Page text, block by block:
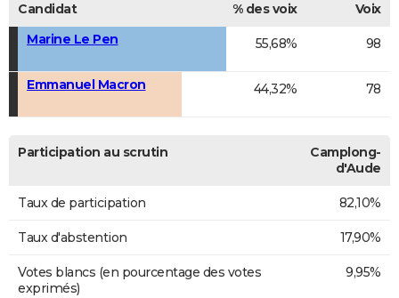
Candidat % des voix
Voix
Marine Le Pen
55,68% 98
Emmanuel Macron 44,32% 78
Participation au scrutin
Camplong-
d'Aude
Taux de participation 82,10%
Taux d'abstention 17,90%
Votes blancs (en pourcentage des votes
exprimés)
9,95%